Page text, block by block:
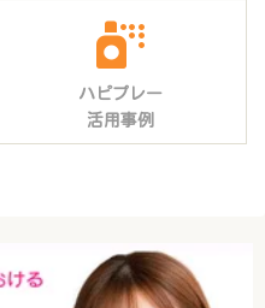
ハピプレー
活用事例